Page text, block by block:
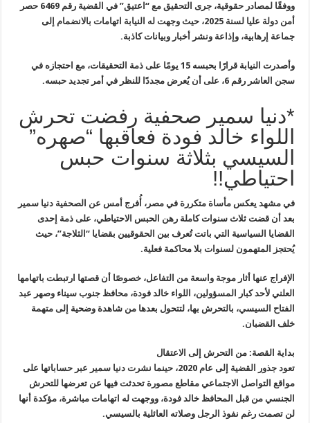
ووفقًا لمصادر حقوقية، جرى التحقيق
مع “اعتيق” في القضية رقم 6469 حصر
أمن دولة عليا لسنة 2025، حيث وجهت له
النيابة اتهامات بالانضمام إلى
جماعة إرهابية، وإذاعة ونشر أخبار وبيانات كاذبة.
وأصدرت النيابة قرارًا بحبسه 15 يومًا على
ذمة التحقيقات، مع احتجازه في
سجن العاشر رقم 6، على أن يُعرض مجددًا للنظر
في أمر تجديد حبسه.
*دنيا سمير صحفية رفضت تحرش
اللواء خالد فودة فعاقبها “صهره”
السيسي بثلاثة سنوات حبس
احتياطي!!
في مشهد يعكس مأساة متكررة في مصر، أُفرج أمس عن الصحفية دنيا سمير
بعد أن قضت ثلاث سنوات كاملة رهن الحبس الاحتياطي، على ذمة إحدى
القضايا السياسية التي باتت تُعرف بين الحقوقيين بقضايا “الثلاجة”، حيث
يُحتجز المتهمون لسنوات بلا محاكمة فعلية.
الإفراج عنها أثار موجة واسعة من التفاعل، خصوصًا أن قصتها ارتبطت باتهامها
العلني لأحد كبار المسؤولين، اللواء خالد فودة، محافظ جنوب سيناء وصهر عبد
الفتاح السيسي، بالتحرش بها، لتتحول بعدها من شاهدة وضحية إلى متهمة
خلف القضبان.
بداية القصة: من التحرش إلى الاعتقال
تعود جذور القضية إلى عام 2020، حينما نشرت دنيا سمير عبر حساباتها على
مواقع التواصل الاجتماعي مقاطع مصورة تحدثت فيها عن تعرضها للتحرش
الجنسي من قبل المحافظ خالد فودة، ووجهت له اتهامات مباشرة، مؤكدة أنها
لن تصمت رغم نفوذ الرجل وصلاته العائلية بالسيسي.